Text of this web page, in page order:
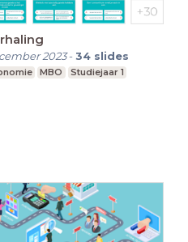
2023-34 slides
MBO Studiejaar 1